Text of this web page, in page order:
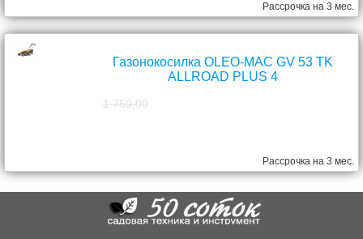
Рассрочка на 3 мес.
Газонокосилка OLEO-MAC GV 53 TK
ALLROAD PLUS 4
1 750,00
Рассрочка на 3 мес.